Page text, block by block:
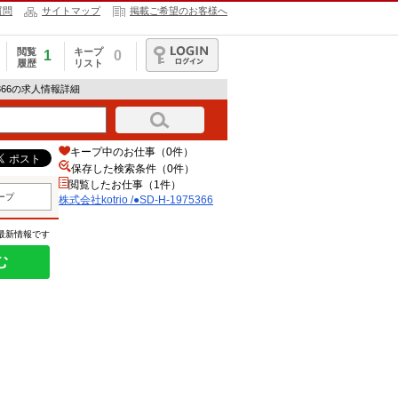
問 サイトマップ 掲載ご希望のお客様へ
閲覧
履歴
1
キープ
リスト
0
ログイン
の求人情報詳細
プ
新情報です
キープ中のお仕事（0件）
保存した検索条件（0件）
閲覧したお仕事（1件）
株式会社kotrio /●SD-H-1975366